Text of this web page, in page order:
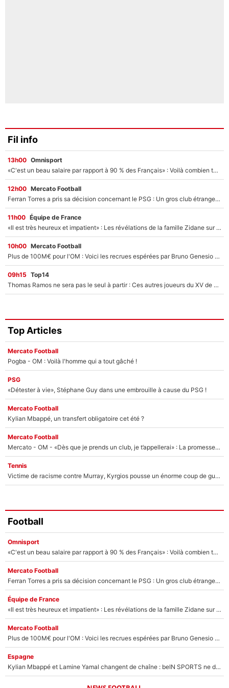
Fil info
13h00 Omnisport
«C'est un beau salaire par rapport à 90 % des Français» : Voilà combien touchait Nelson Monfort sur France Télévisions avant de rejoindre CNews
12h00 Mercato Football
Ferran Torres a pris sa décision concernant le PSG : Un gros club étranger prêt à relancer le feuilleton pour la signature du champion du monde 2026 !
11h00 Équipe de France
«Il est très heureux et impatient» : Les révélations de la famille Zidane sur sa prise de pouvoir en équipe de France !
10h00 Mercato Football
Plus de 100M€ pour l'OM : Voici les recrues espérées par Bruno Genesio et Grégory Lorenzi après l’opération dégraissage
09h15 Top14
Thomas Ramos ne sera pas le seul à partir : Ces autres joueurs du XV de France pourraient aussi quitter le Stade Toulousain, un club de Top 14 est déjà sur les rangs
Top Articles
Mercato Football
Pogba - OM : Voilà l'homme qui a tout gâché !
PSG
«Détester à vie», Stéphane Guy dans une embrouille à cause du PSG !
Mercato Football
Kylian Mbappé, un transfert obligatoire cet été ?
Mercato Football
Mercato - OM - «Dès que je prends un club, je t’appellerai» : La promesse de Marcelino au moment de claquer la porte
Tennis
Victime de racisme contre Murray, Kyrgios pousse un énorme coup de gueule !
Football
Omnisport
«C'est un beau salaire par rapport à 90 % des Français» : Voilà combien touchait Nelson Monfort sur France Télévisions avant de rejoindre CNews
Mercato Football
Ferran Torres a pris sa décision concernant le PSG : Un gros club étranger prêt à relancer le feuilleton pour la signature du champion du monde 2026 !
Équipe de France
«Il est très heureux et impatient» : Les révélations de la famille Zidane sur sa prise de pouvoir en équipe de France !
Mercato Football
Plus de 100M€ pour l'OM : Voici les recrues espérées par Bruno Genesio et Grégory Lorenzi après l’opération dégraissage
Espagne
Kylian Mbappé et Lamine Yamal changent de chaîne : beIN SPORTS ne digère pas cette décision historique et prédit un fiasco pour la Liga